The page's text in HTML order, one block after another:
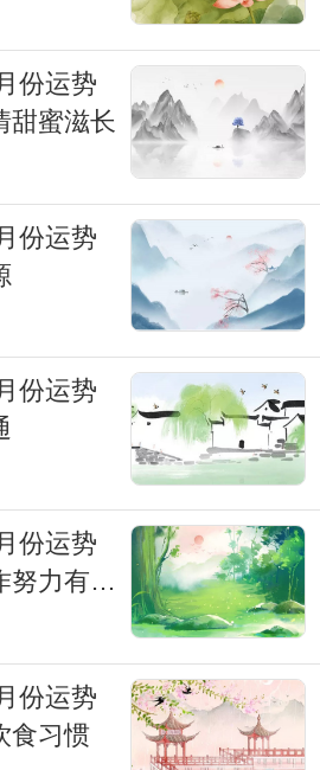
份运势
甜蜜滋长
份运势
份运势
份运势
努力有回
份运势
食习惯